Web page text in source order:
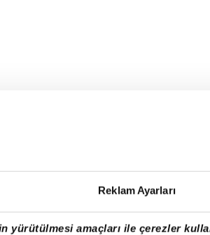
Reklam Ayarları
amaçları ile çerezler
savunma
birliği potansiyeli
devam edeceklerini